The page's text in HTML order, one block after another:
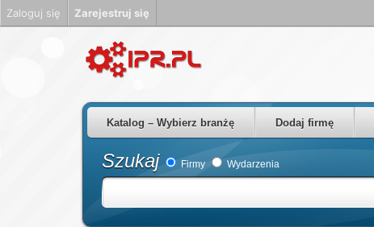
Katalog – Wybierz branżę Dodaj firmę
Szukaj Firmy Wydarzenia
Zaloguj się Zarejestruj się